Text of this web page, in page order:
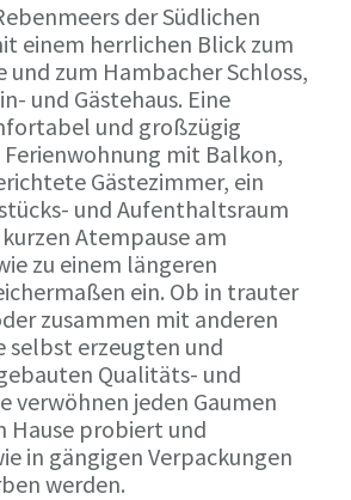
der Südlichen
einem herrlichen Blick zum
zum Hambacher Schloss,
und Gästehaus. Eine
und großzügig
mit Balkon,
Gästezimmer, ein
und Aufenthaltsraum
Atempause am
zu einem längeren
ein. Ob in trauter
zusammen mit anderen
selbst erzeugten und
Qualitäts- und
verwöhnen jeden Gaumen
Hause probiert und
in gängigen Verpackungen
werden.